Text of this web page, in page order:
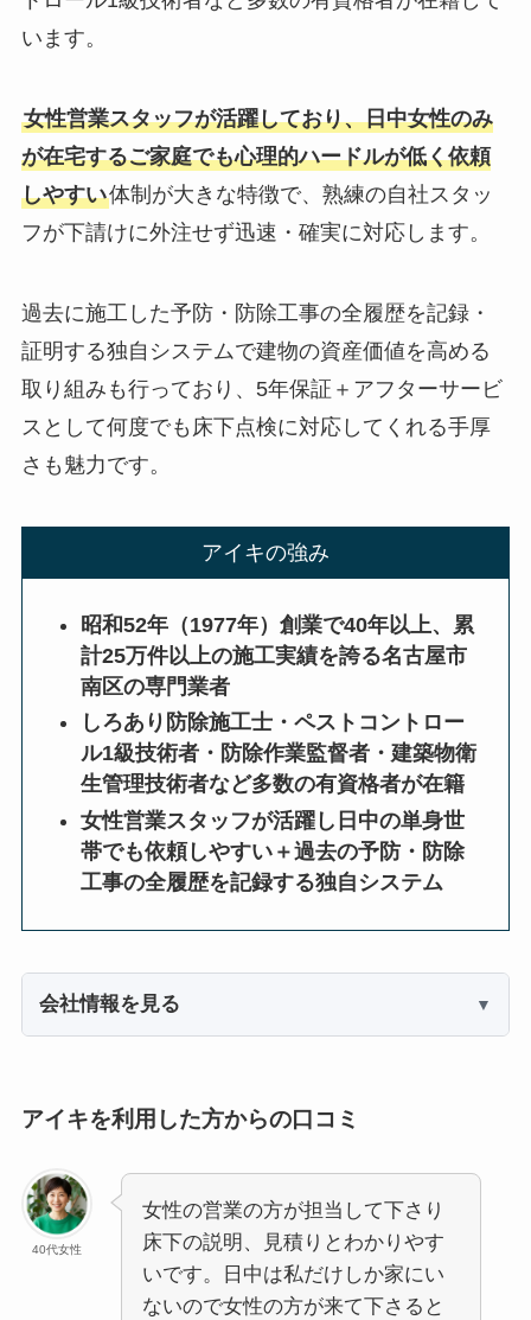
います。
女性営業スタッフが活躍しており、日中女性のみ
が在宅するご家庭でも心理的ハードルが低く依頼
しやすい体制が大きな特徴で、熟練の自社スタッ
フが下請けに外注せず迅速・確実に対応します。
過去に施工した予防・防除工事の全履歴を記録・
証明する独自システムで建物の資産価値を高める
取り組みも行っており、5年保証＋アフターサービ
スとして何度でも床下点検に対応してくれる手厚
さも魅力です。
アイキの強み
昭和52年（1977年）創業で40年以上、累
計25万件以上の施工実績を誇る名古屋市
南区の専門業者
しろあり防除施工士・ペストコントロー
ル1級技術者・防除作業監督者・建築物衛
生管理技術者など多数の有資格者が在籍
女性営業スタッフが活躍し日中の単身世
帯でも依頼しやすい＋過去の予防・防除
工事の全履歴を記録する独自システム
会社情報を見る
アイキを利用した方からの口コミ
40代女性
女性の営業の方が担当して下さり
床下の説明、見積りとわかりやす
いです。日中は私だけしか家にい
ないので女性の方が来て下さると